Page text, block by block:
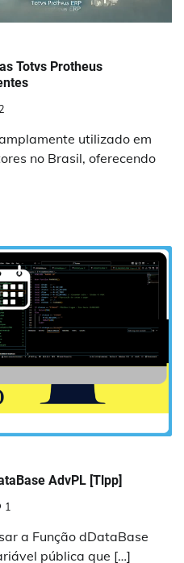
Totvs Protheus
2
utilizado em
no Brasil, oferecendo
AdvPL [Tlpp]
1
a Função dDataBase
pública que […]